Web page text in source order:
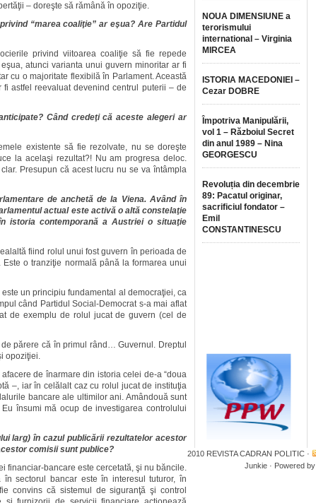
– doreşte să rămână în opoziţie.
“marea coaliţie” ar eşua? Are Partidul
privind viitoarea coaliţie să fie repede
atunci varianta unui guvern minoritar ar fi
cu o majoritate flexibilă în Parlament. Această
astfel reevaluat devenind centrul puterii – de
Când credeţi că aceste alegeri ar
existente să fie rezolvate, nu se doreşte
la acelaşi rezultat?! Nu am progresa deloc.
Presupun că acest lucru nu se va întâmpla
de anchetă de la Viena. Având în
actual este activă o altă constelaţie
istoria contemporană a Austriei o situaţie
fiind rolul unui fost guvern în perioada de
o tranziţie normală până la formarea unui
un principiu fundamental al democraţiei, ca
când Partidul Social-Democrat s-a mai aflat
de exemplu de rolul jucat de guvern (cel de
părere că în primul rând… Guvernul. Dreptul
opoziţiei.
de înarmare din istoria celei de-a “doua
–, iar în celălalt caz cu rolul jucat de instituţia
bancare ale ultimilor ani. Amândouă sunt
însumi mă ocup de investigarea controlului
larg) în cazul publicării rezultatelor acestor
comisii sunt publice?
financiar-bancare este cercetată, şi nu băncile.
sectorul bancar este în interesul tuturor, în
convins că sistemul de siguranţă şi control
NOUA DIMENSIUNE a
terorismului
international – Virginia
MIRCEA
ISTORIA MACEDONIEI –
Cezar DOBRE
Împotriva Manipulării,
vol 1 – Războiul Secret
din anul 1989 – Nina
GEORGESCU
Revoluția din decembrie
89: Pacatul originar,
sacrificiul fondator –
Emil
CONSTANTINESCU
2010 REVISTA CADRAN POLITIC ·
Junkie · Powered by